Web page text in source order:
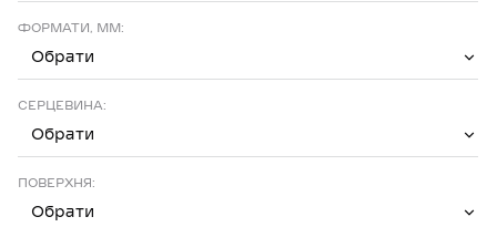
ФОРМАТИ, ММ:
Обрати
СЕРЦЕВИНА:
Обрати
ПОВЕРХНЯ:
Обрати